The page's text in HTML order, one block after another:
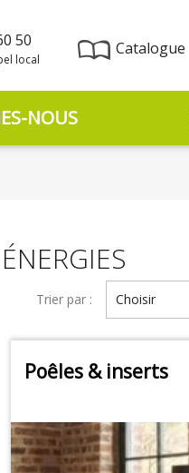
50
local
Catalogue
NOUS
Trier par : Choisir
Poêles & inserts